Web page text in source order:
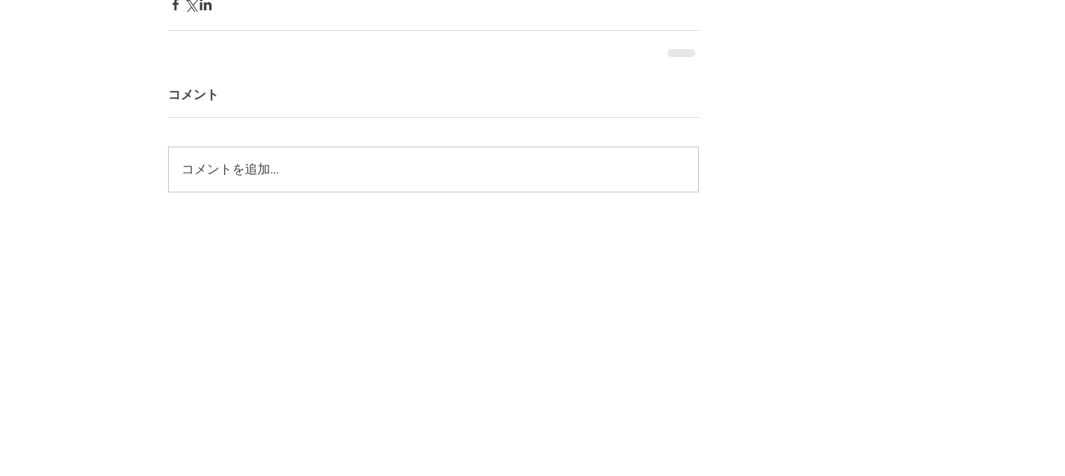
コメント
コメントを追加…